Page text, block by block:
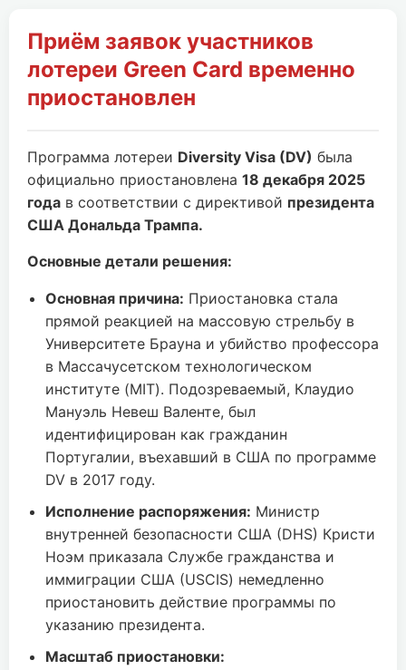
Приём заявок участников
лотереи Green Card временно
приостановлен
Программа лотереи Diversity Visa (DV) была
официально приостановлена 18 декабря 2025
года в соответствии с директивой президента
США Дональда Трампа.
Основные детали решения:
Основная причина: Приостановка стала
прямой реакцией на массовую стрельбу в
Университете Брауна и убийство профессора
в Массачусетском технологическом
институте (MIT). Подозреваемый, Клаудио
Мануэль Невеш Валенте, был
идентифицирован как гражданин
Португалии, въехавший в США по программе
DV в 2017 году.
Исполнение распоряжения: Министр
внутренней безопасности США (DHS) Кристи
Ноэм приказала Службе гражданства и
иммиграции США (USCIS) немедленно
приостановить действие программы по
указанию президента.
Масштаб приостановки: